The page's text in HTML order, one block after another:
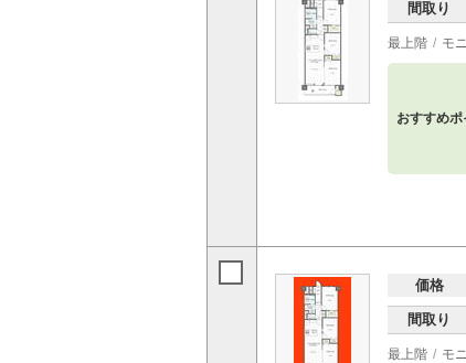
間取り
最上階 モ
おすすめポ
価格
間取り
最上階 モ